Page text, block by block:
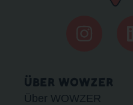
ÜBER WOWZER
Über WOWZER